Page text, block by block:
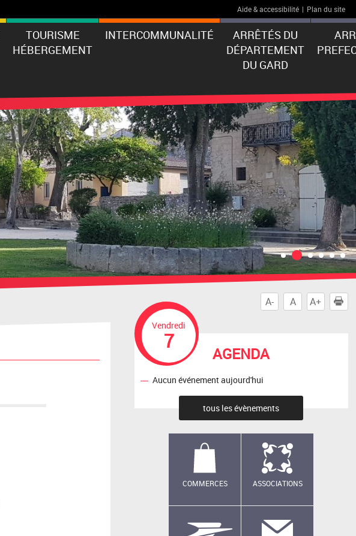
Aide & accessibilité | Plan du site
TOURISME
HÉBERGEMENT
INTERCOMMUNALITÉ
ARRÊTÉS DU
DÉPARTEMENT
DU GARD
A- A A+
AGENDA
Vendredi
7
Aucun événement aujourd'hui
tous les évènements
COMMERCES ASSOCIATIONS